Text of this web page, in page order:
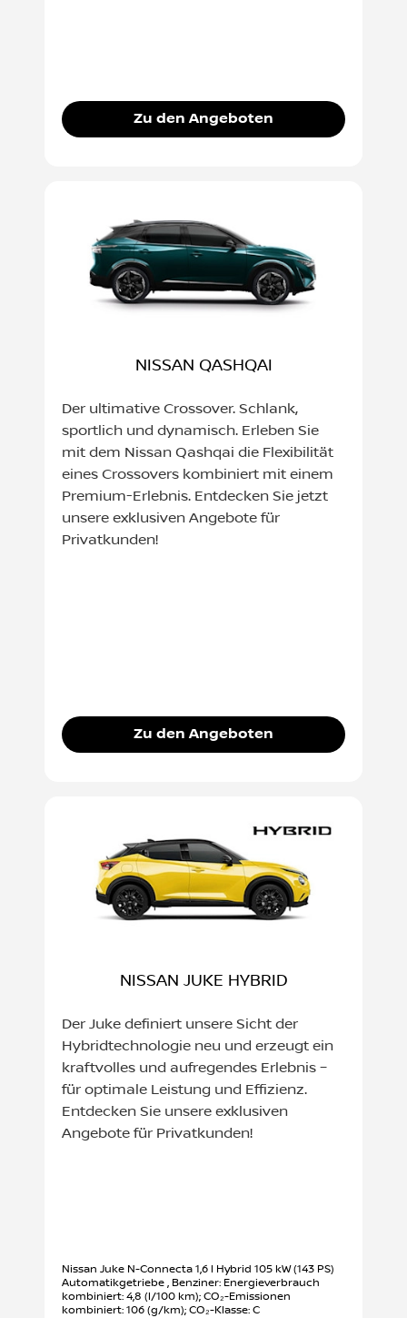
Zu den Angeboten
NISSAN QASHQAI
Der ultimative Crossover. Schlank,
sportlich und dynamisch. Erleben Sie
mit dem Nissan Qashqai die Flexibilität
eines Crossovers kombiniert mit einem
Premium-Erlebnis. Entdecken Sie jetzt
unsere exklusiven Angebote für
Privatkunden!
Zu den Angeboten
NISSAN JUKE HYBRID
Der Juke definiert unsere Sicht der
Hybridtechnologie neu und erzeugt ein
kraftvolles und aufregendes Erlebnis –
für optimale Leistung und Effizienz.
Entdecken Sie unsere exklusiven
Angebote für Privatkunden!
Nissan Juke N-Connecta 1,6 l Hybrid 105 kW (143 PS)
Automatikgetriebe , Benziner: Energieverbrauch
kombiniert: 4,8 (l/100 km); CO₂-Emissionen
kombiniert: 106 (g/km); CO₂-Klasse: C